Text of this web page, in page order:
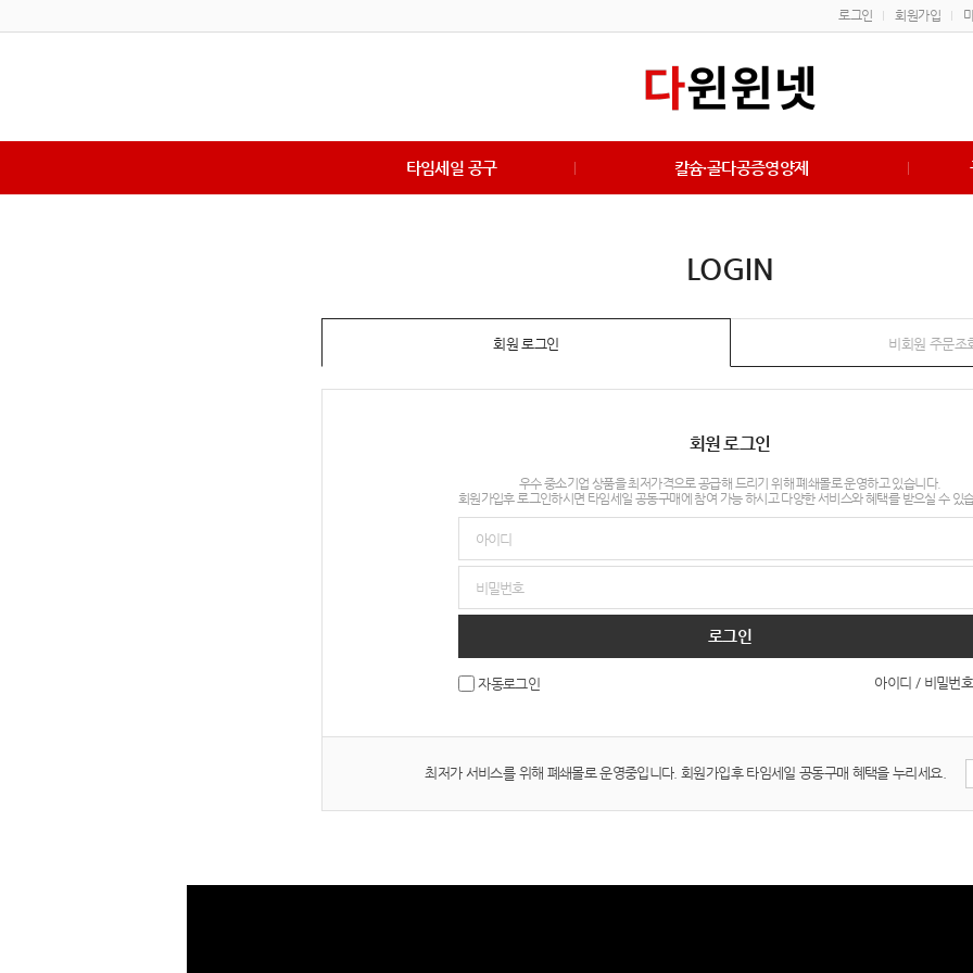
로그인 회원가입
타임세일 공구 칼슘·골다공증영양제
LOGIN
회원 로그인 비회원 주문조
회원 로그인
우수 중소기업 상품을 최저가격으로 공급해 드리기 위해 폐쇄몰로 운영하고 있습니다.
회원가입후 로그인하시면 타임세일 공동구매에 참여 가능 하시고 다양한 서비스와 혜택를 받으실 수 있
로그인
자동로그인 아이디 / 비밀번호
최저가 서비스를 위해 폐쇄몰로 운영중입니다. 회원가입후 타임세일 공동구매 혜택을 누리세요.